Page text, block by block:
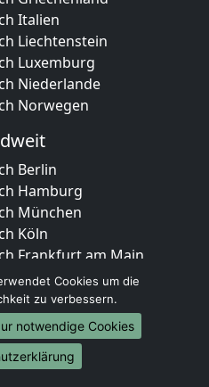
Italien
Liechtenstein
Luxemburg
Niederlande
Norwegen
Berlin
Hamburg
München
Köln
Frankfurt am Main
Stuttgart
Düsseldorf
Leipzig
Dortmund
Essen
Cookies um die
zu verbessern.
notwendige Cookies